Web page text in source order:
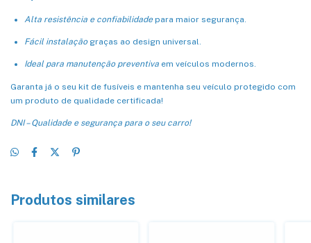
Alta resistência e confiabilidade para maior segurança.
Fácil instalaçãograças ao design universal.
Ideal para manutenção preventiva em veículos modernos.
Garanta já o seu kit de fusíveis e mantenha seu veículo protegido com
um produto de qualidade certificada!
DNI – Qualidade e segurança para o seu carro!
Produtos similares